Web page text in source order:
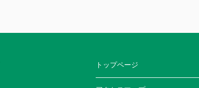
トップページ